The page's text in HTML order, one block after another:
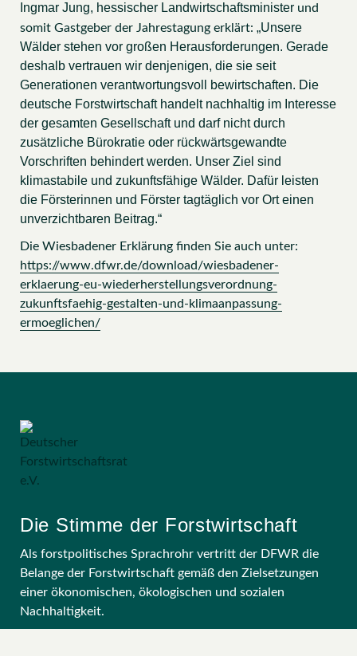
Ingmar Jung, hessischer Landwirtschaftsminister und
somit Gastgeber der Jahrestagung erklärt: „Unsere
Wälder stehen vor großen Herausforderungen. Gerade
deshalb vertrauen wir denjenigen, die sie seit
Generationen verantwortungsvoll bewirtschaften. Die
deutsche Forstwirtschaft handelt nachhaltig im Interesse
der gesamten Gesellschaft und darf nicht durch
zusätzliche Bürokratie oder rückwärtsgewandte
Vorschriften behindert werden. Unser Ziel sind
klimastabile und zukunftsfähige Wälder. Dafür leisten
die Försterinnen und Förster tagtäglich vor Ort einen
unverzichtbaren Beitrag.“
Die Wiesbadener Erklärung finden Sie auch unter:
https://www.dfwr.de/download/wiesbadener-
erklaerung-eu-wiederherstellungsverordnung-
zukunftsfaehig-gestalten-und-klimaanpassung-
ermoeglichen/
Die Stimme der Forstwirtschaft
Als forstpolitisches Sprachrohr vertritt der DFWR die
Belange der Forstwirtschaft gemäß den Zielsetzungen
einer ökonomischen, ökologischen und sozialen
Nachhaltigkeit.